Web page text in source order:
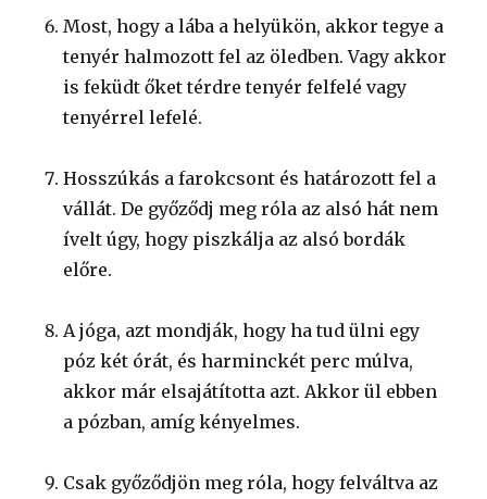
Most, hogy a lába a helyükön, akkor tegye a
tenyér halmozott fel az öledben. Vagy akkor
is feküdt őket térdre tenyér felfelé vagy
tenyérrel lefelé.
Hosszúkás a farokcsont és határozott fel a
vállát. De győződj meg róla az alsó hát nem
ívelt úgy, hogy piszkálja az alsó bordák
előre.
A jóga, azt mondják, hogy ha tud ülni egy
póz két órát, és harminckét perc múlva,
akkor már elsajátította azt. Akkor ül ebben
a pózban, amíg kényelmes.
Csak győződjön meg róla, hogy felváltva az